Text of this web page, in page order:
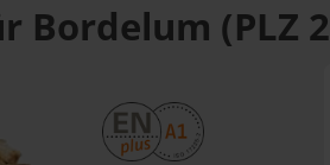
Bordelum (PLZ